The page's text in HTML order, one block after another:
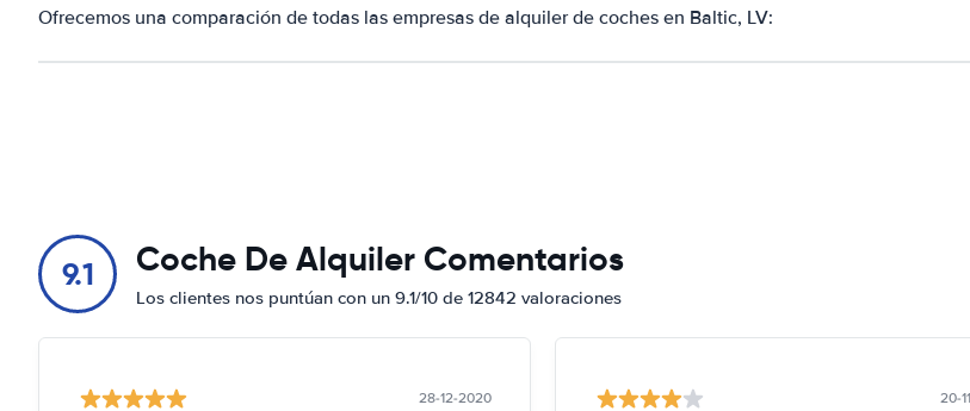
Ofrecemos una comparación de todas las empresas de alquiler de coches en Baltic, LV:
9.1 Coche De Alquiler Comentarios
Los clientes nos puntúan con un 9.1/10 de 12842 valoraciones
28-12-2020 20-